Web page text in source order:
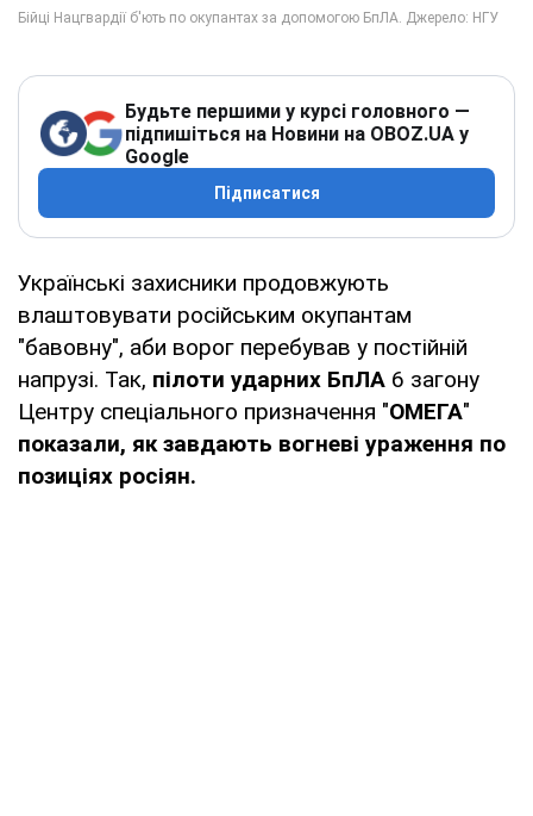
Будьте першими у курсі головного —
підпишіться на Новини на OBOZ.UA у
Google
Підписатися
Українські захисники продовжують
влаштовувати російським окупантам
"бавовну", аби ворог перебував у постійній
напрузі. Так, пілоти ударних БпЛА 6 загону
Центру спеціального призначення "ОМЕГА"
показали, як завдають вогневі ураження по
позиціях росіян.